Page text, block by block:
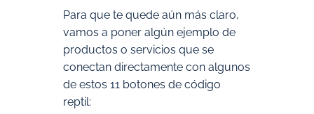
Para que te quede aún más claro,
vamos a poner algún ejemplo de
productos o servicios que se
conectan directamente con algunos
de estos 11 botones de código
reptil: